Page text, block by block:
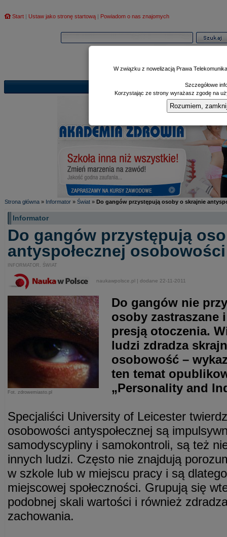
Start | Ustaw jako stronę startową | Powiadom o nas znajomych
Poczekalnia|
Strona główna » Informator » Świat » Do gangów przystępują osoby o skrajnie
Informator
Do gangów przystępują
antyspołecznej osobowości
INFORMATOR. ŚWIAT
naukawpolsce.pl | dodane 22-11-2011
Fot. zdrowemiasto.pl
Do gangów nie
osoby zastraszane
presją otoczenia.
ludzi zdradza
osobowość –
ten temat
„Personality and
Specjaliści University of Leicester
osobowości antyspołecznej są
samodyscypliny i samokontroli, są też
innych ludzi. Często nie znajdują
w szkole lub w miejscu pracy i są
miejscowej społeczności. Grupują się
podobnej skali wartości i również
zachowania.
W związku z nowelizacją Prawa
Szczegółowe
Korzystając ze strony wyrażasz zgodę na
Rozumiem,